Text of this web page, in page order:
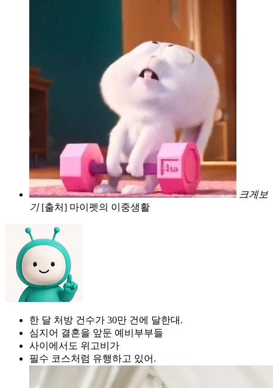
크게보
기 [출처] 마이펫의 이중생활
한 달 처방 건수가 30만 건에 달한대.
심지어 결혼을 앞둔 예비부부들
사이에서도 위고비가
필수 코스처럼 유행하고 있어.